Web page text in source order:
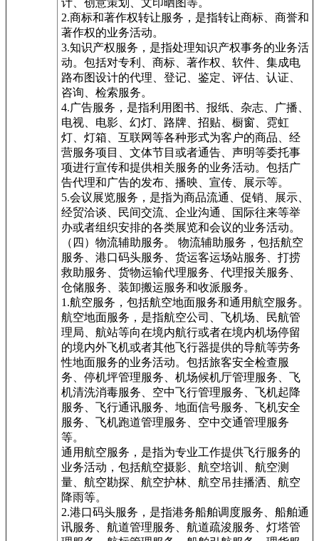
计、创意策划、文印晒图等。
2.商标和著作权转让服务，是指转让商标、商誉和
著作权的业务活动。
3.知识产权服务，是指处理知识产权事务的业务活
动。包括对专利、商标、著作权、软件、集成电
路布图设计的代理、登记、鉴定、评估、认证、
咨询、检索服务。
4.广告服务，是指利用图书、报纸、杂志、广播、
电视、电影、幻灯、路牌、招贴、橱窗、霓虹
灯、灯箱、互联网等各种形式为客户的商品、经
营服务项目、文体节目或者通告、声明等委托事
项进行宣传和提供相关服务的业务活动。包括广
告代理和广告的发布、播映、宣传、展示等。
5.会议展览服务，是指为商品流通、促销、展示、
经贸洽谈、民间交流、企业沟通、国际往来等举
办或者组织安排的各类展览和会议的业务活动。
（四）物流辅助服务。 物流辅助服务，包括航空
服务、港口码头服务、货运客运场站服务、打捞
救助服务、货物运输代理服务、代理报关服务、
仓储服务、装卸搬运服务和收派服务。
1.航空服务，包括航空地面服务和通用航空服务。
航空地面服务，是指航空公司、飞机场、民航管
理局、航站等向在境内航行或者在境内机场停留
的境内外飞机或者其他飞行器提供的导航等劳务
性地面服务的业务活动。包括旅客安全检查服
务、停机坪管理服务、机场候机厅管理服务、飞
机清洗消毒服务、空中飞行管理服务、飞机起降
服务、飞行通讯服务、地面信号服务、飞机安全
服务、飞机跑道管理服务、空中交通管理服务
等。
通用航空服务，是指为专业工作提供飞行服务的
业务活动，包括航空摄影、航空培训、航空测
量、航空勘探、航空护林、航空吊挂播洒、航空
降雨等。
2.港口码头服务，是指港务船舶调度服务、船舶通
讯服务、航道管理服务、航道疏浚服务、灯塔管